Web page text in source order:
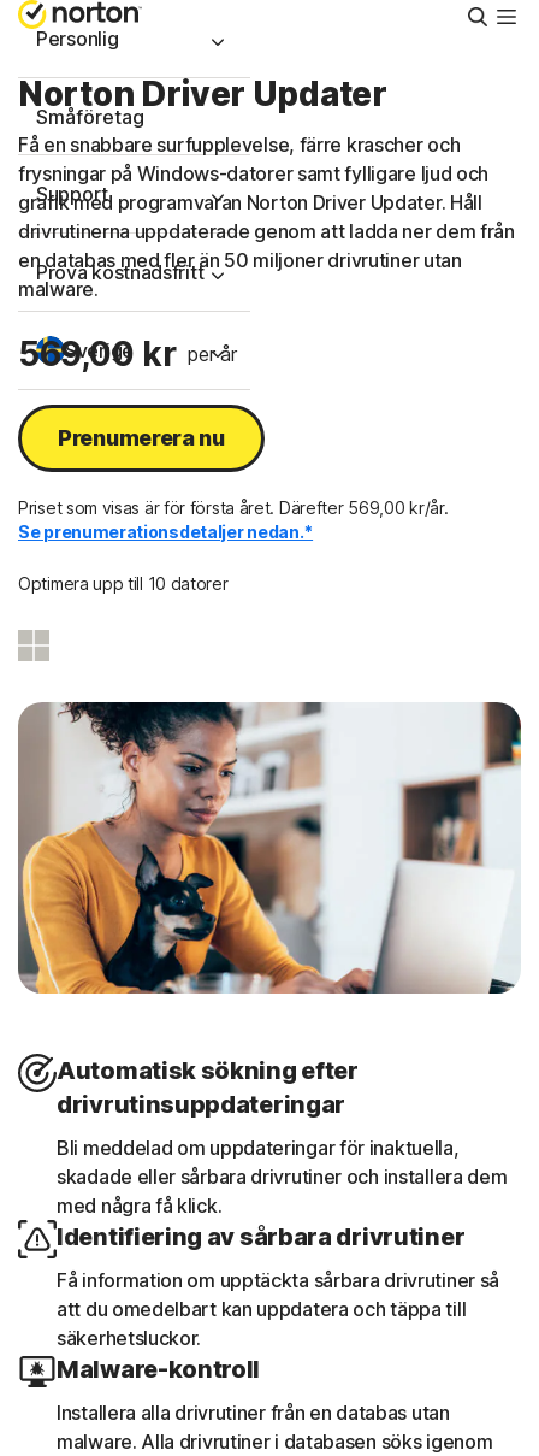
Sök
Personlig
Småföretag
Support
Prova kostnadsfritt
Sverige
Logga in
Norton Driver Updater
Få en snabbare surfupplevelse, färre krascher och
frysningar på Windows-datorer samt fylligare ljud och
grafik med programvaran Norton Driver Updater. Håll
drivrutinerna uppdaterade genom att ladda ner dem från
en databas med fler än 50 miljoner drivrutiner utan
malware.
569,00 kr per år
Prenumerera nu
Priset som visas är för första året. Därefter 569,00 kr/år.
Se prenumerationsdetaljer nedan.*
Optimera upp till 10 datorer
Automatisk sökning efter
drivrutinsuppdateringar
Bli meddelad om uppdateringar för inaktuella,
skadade eller sårbara drivrutiner och installera dem
med några få klick.
Identifiering av sårbara drivrutiner
Få information om upptäckta sårbara drivrutiner så
att du omedelbart kan uppdatera och täppa till
säkerhetsluckor.
Malware-kontroll
Installera alla drivrutiner från en databas utan
malware. Alla drivrutiner i databasen söks igenom